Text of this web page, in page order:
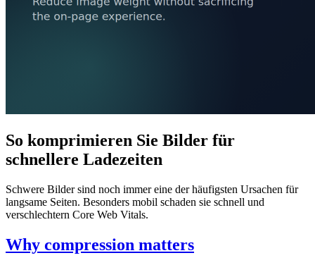
So komprimieren Sie Bilder für
schnellere Ladezeiten
Schwere Bilder sind noch immer eine der häufigsten Ursachen für
langsame Seiten. Besonders mobil schaden sie schnell und
verschlechtern Core Web Vitals.
Why compression matters